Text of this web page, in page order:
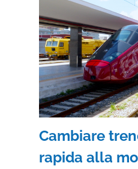
Cambiare
rapida alla